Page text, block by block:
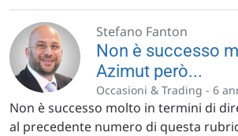
Stefano Fanton
Non è successo
Azimut però...
Occasioni & Trading - 6
Non è successo molto in termini di
al precedente numero di questa